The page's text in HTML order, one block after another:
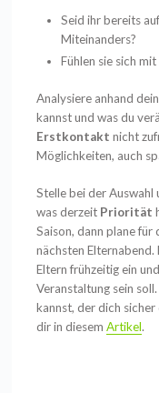
Seid ihr bereits
Miteinanders?
Fühlen sie sich
Analysiere anhand
kannst und was du
Erstkontakt nicht
Möglichkeiten, auch
Stelle bei der Auswahl
was derzeit Priorität
Saison, dann plane für
nächsten
Eltern frühzeitig ein
Veranstaltung sein
kannst, der dich
dir in diesemArtikel.